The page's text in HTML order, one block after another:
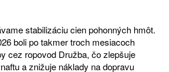
stabilizáciu cien pohonných hmôt.
boli po takmer troch mesiacoch
cez ropovod Družba, čo zlepšuje
a znižuje náklady na dopravu